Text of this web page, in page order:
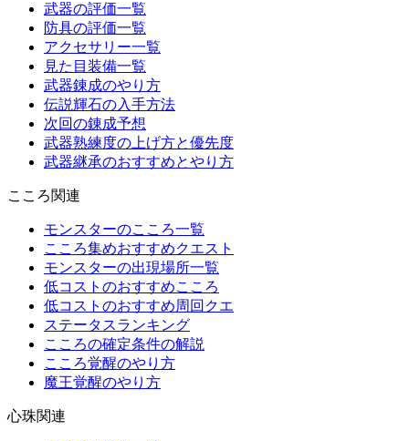
武器の評価一覧
防具の評価一覧
アクセサリー一覧
見た目装備一覧
武器錬成のやり方
伝説輝石の入手方法
次回の錬成予想
武器熟練度の上げ方と優先度
武器継承のおすすめとやり方
こころ関連
モンスターのこころ一覧
こころ集めおすすめクエスト
モンスターの出現場所一覧
低コストのおすすめこころ
低コストのおすすめ周回クエ
ステータスランキング
こころの確定条件の解説
こころ覚醒のやり方
魔王覚醒のやり方
心珠関連